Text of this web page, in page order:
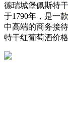
德瑞城堡佩斯特
于1790年，是一款
中高端的商务接
特干红葡萄酒价